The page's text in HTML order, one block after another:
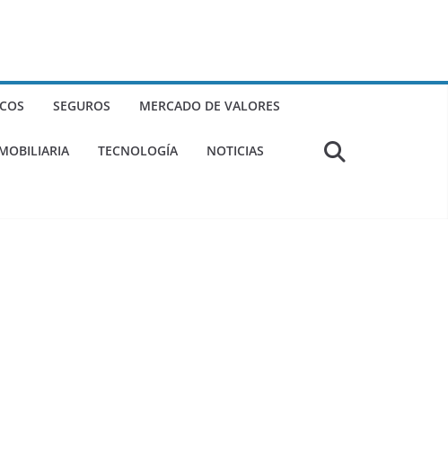
SEGUROS MERCADO DE VALORES
TECNOLOGÍA NOTICIAS